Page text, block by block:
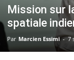
Mission sur
spatiale
Par Marcien Essimi - 7